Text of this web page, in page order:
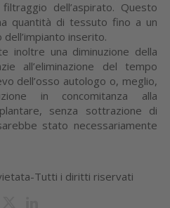
dell’aspirato. Questo
quantità di tessuto fino a un
inserito.
inoltre una diminuzione della
all’eliminazione del tempo
dell’osso autologo o, meglio,
in concomitanza alla
senza sottrazione di
stato necessariamente
Tutti i diritti riservati